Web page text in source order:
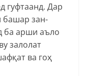
гуфтаанд. Дар
башар зан-
ба арши аъло
залолат
ва гоҳ